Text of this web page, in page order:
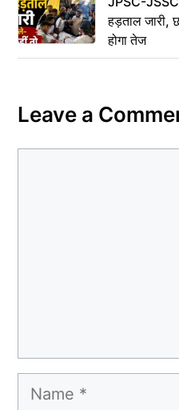
हड़ताल जारी,
होगा तेज
Leave a
Name